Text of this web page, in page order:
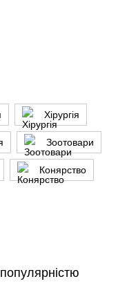
Хірургія
Зоотовари
Конярство